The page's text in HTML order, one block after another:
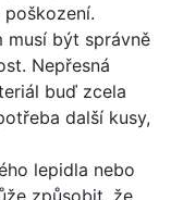
musí být správně
Nepřesná
buď zcela
další kusy,
lepidla nebo